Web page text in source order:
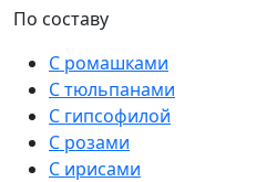
По составу
С ромашками
С тюльпанами
С гипсофилой
С розами
С ирисами